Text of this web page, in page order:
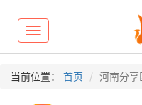
Toggle
navigation
当前位置： 首页 河南分享